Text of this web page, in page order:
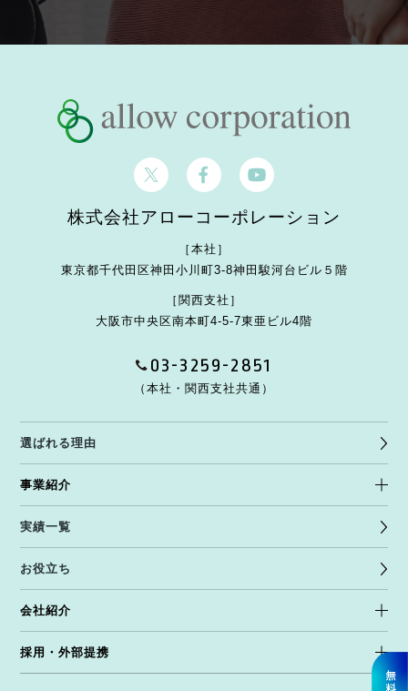
株式会社アローコーポレーション
［本社］
東京都千代田区神田小川町3-8神田駿河台ビル５階
［関西支社］
大阪市中央区南本町4-5-7東亜ビル4階
03-3259-2851
（本社・関西支社共通）
選ばれる理由
事業紹介
実績一覧
お役立ち
会社紹介
採用・外部提携